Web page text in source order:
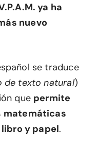
ya ha
nuevo
se traduce
de texto natural)
que permite
matemáticas
y papel.